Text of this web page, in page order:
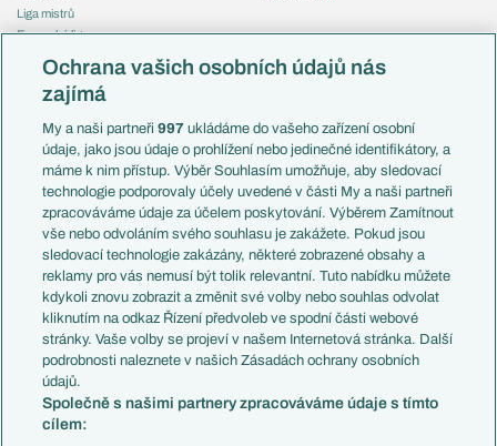
Liga mistrů
Evropská liga
Mistrovství světa
Liga národů
Témata
Představení týmů MS
EuroSkauting
PL v kostce
Evropské koeficienty
Přestupy
Přestupové spekulace
Zranění
Kluby
Arsenal FC
Chelsea FC
Manchester United
AC Milán
Česko
Francie
Itálie
Německo
Španělsko
Argentina
Brazílie
Přestupy
Zápasy
Livescore
Tipovací soutěž
Ochrana vašich osobních údajů nás
zajímá
My a naši partneři997 ukládáme do vašeho zařízení osobní
údaje, jako jsou údaje o prohlížení nebo jedinečné identifikátory, a
máme k nim přístup. Výběr Souhlasím umožňuje, aby sledovací
technologie podporovaly účely uvedené v části My a naši partneři
zpracováváme údaje za účelem poskytování. Výběrem Zamítnout
vše nebo odvoláním svého souhlasu je zakážete. Pokud jsou
sledovací technologie zakázány, některé zobrazené obsahy a
reklamy pro vás nemusí být tolik relevantní. Tuto nabídku můžete
kdykoli znovu zobrazit a změnit své volby nebo souhlas odvolat
kliknutím na odkaz Řízení předvoleb ve spodní části webové
stránky. Vaše volby se projeví v našem Internetová stránka. Další
podrobnosti naleznete v našich Zásadách ochrany osobních
údajů.
Společně s našimi partnery zpracováváme údaje s tímto
cílem: